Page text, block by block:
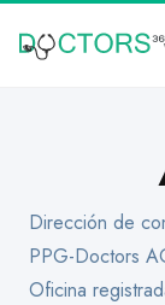
Dirección de
PPG-Doctors
Oficina